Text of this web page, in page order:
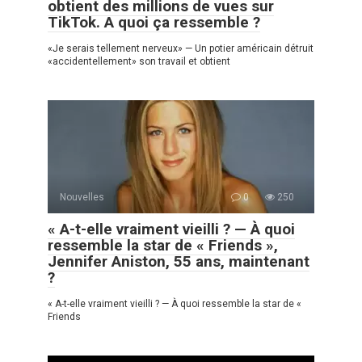
obtient des millions de vues sur
TikTok. A quoi ça ressemble ?
«Je serais tellement nerveux» — Un potier américain détruit
«accidentellement» son travail et obtient
Nouvelles 0 250
« A-t-elle vraiment vieilli ? — À quoi
ressemble la star de « Friends »,
Jennifer Aniston, 55 ans, maintenant
?
« A-t-elle vraiment vieilli ? — À quoi ressemble la star de «
Friends